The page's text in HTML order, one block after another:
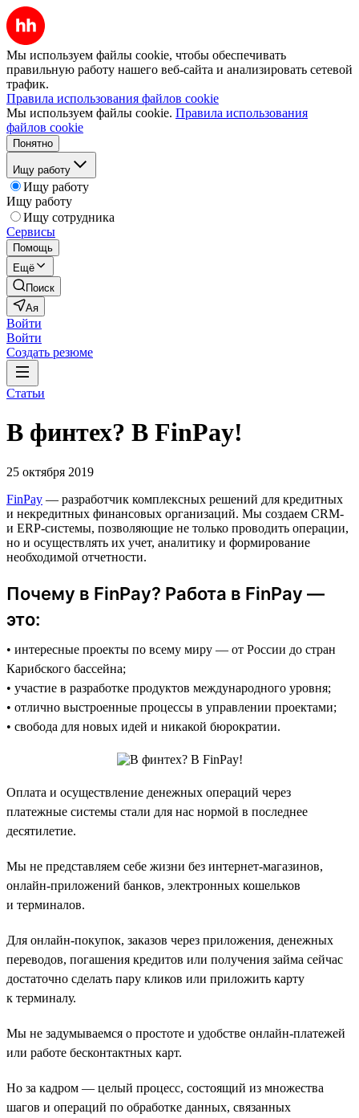
Мы используем файлы cookie, чтобы обеспечивать
правильную работу нашего веб-сайта и анализировать сетевой
трафик.
Правила использования файлов cookie
Мы используем файлы cookie. Правила использования
файлов cookie
Понятно
Ищу работу
Ищу работу
Ищу работу
Ищу сотрудника
Сервисы
Помощь
Ещё
Поиск
Ая
Войти
Войти
Создать резюме
Статьи
В финтех? В FinPay!
25 октября 2019
FinPay — разработчик комплексных решений для кредитных
и некредитных финансовых организаций. Мы создаем CRM-
и ERP-системы, позволяющие не только проводить операции,
но и осуществлять их учет, аналитику и формирование
необходимой отчетности.
Почему в FinPay? Работа в FinPay —
это:
• интересные проекты по всему миру — от России до стран
Карибского бассейна;
• участие в разработке продуктов международного уровня;
• отлично выстроенные процессы в управлении проектами;
• свобода для новых идей и никакой бюрократии.
Оплата и осуществление денежных операций через
платежные системы стали для нас нормой в последнее
десятилетие.
Мы не представляем себе жизни без интернет-магазинов,
онлайн-приложений банков, электронных кошельков
и терминалов.
Для онлайн-покупок, заказов через приложения, денежных
переводов, погашения кредитов или получения займа сейчас
достаточно сделать пару кликов или приложить карту
к терминалу.
Мы не задумываемся о простоте и удобстве онлайн-платежей
или работе бесконтактных карт.
Но за кадром — целый процесс, состоящий из множества
шагов и операций по обработке данных, связанных